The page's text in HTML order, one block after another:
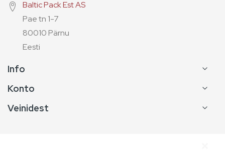
Baltic Pack Est AS
Pae tn 1-7
80010 Pärnu
Eesti
Info
Konto
Veinidest